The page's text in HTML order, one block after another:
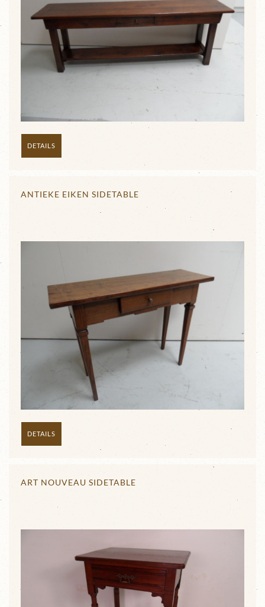
DETAILS
ANTIEKE EIKEN SIDETABLE
DETAILS
ART NOUVEAU SIDETABLE